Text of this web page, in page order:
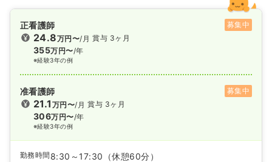
正看護師 募集中
24.8万円〜/月
355万円〜/年
※経験3年の例
賞与 3ヶ月
准看護師 募集中
21.1 万円〜/月
306万円〜/年
※経験3年の例
賞与 3ヶ月
勤務時間 8:30～17:30 （休憩60分）